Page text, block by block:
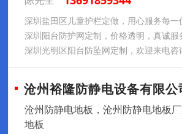
深圳盐田区儿童护栏定做，用心服务每一
深圳阳台防护网定制，价格透明，真诚服
深圳光明区阳台防坠网定制，欢迎来电咨
沧州裕隆防静电设备有限公
沧州防静电地板，沧州防静电地板
地板